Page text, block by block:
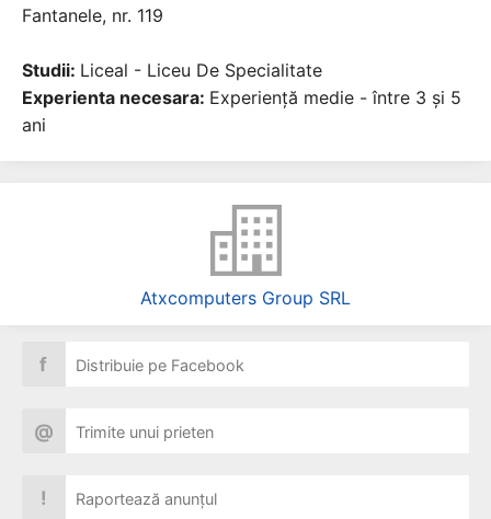
Fantanele, nr. 119
Studii: Liceal - Liceu De Specialitate
Experienta necesara: Experiență medie - între 3 și 5
ani
Atxcomputers Group SRL
f Distribuie pe Facebook
@ Trimite unui prieten
! Raportează anunțul